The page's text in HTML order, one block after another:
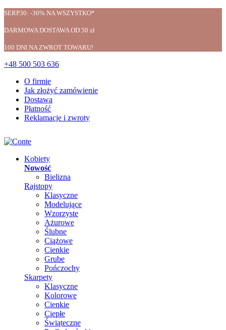
SERP30: -30% NA WSZYSTKO*
DARMOWA DOSTAWA OD 50 zł
100 DNI NA ZWROT TOWARU!
+48 500 503 636
O firmie
Jak złożyć zamówienie
Dostawa
Płatność
Reklamacje i zwroty
Kobiety
Nowość
Bielizna
Rajstopy
Klasyczne
Modelujące
Wzorzyste
Ażurowe
Ślubne
Ciążowe
Cienkie
Grube
Pończochy
Skarpety
Klasyczne
Kolorowe
Cienkie
Ciepłe
Świąteczne